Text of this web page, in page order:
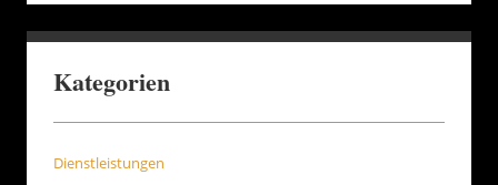
Kategorien
Dienstleistungen